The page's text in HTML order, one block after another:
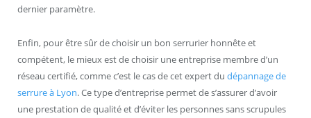
dernier paramètre.
Enfin, pour être sûr de choisir un bon serrurier honnête et
compétent, le mieux est de choisir une entreprise membre d’un
réseau certifié, comme c’est le cas de cet expert du dépannage de
serrure à Lyon. Ce type d’entreprise permet de s’assurer d’avoir
une prestation de qualité et d’éviter les personnes sans scrupules